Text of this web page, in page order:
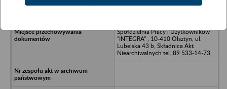
Hotel Wileńśka Sp. z o.o. w Olsztynie
Spółdzielnia Pracy i Użytkowników
"INTEGRA" , 10-410 Olsztyn, ul.
Lubelska 43 b, Składnica Akt
Niearchiwalnych tel. 89 533-14-73